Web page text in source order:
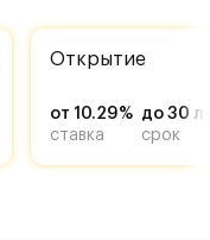
Открытие
от 10.29%
ставка
до 30
срок